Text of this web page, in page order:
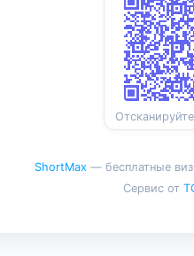
ShortMax — бесплатные
Сервис от